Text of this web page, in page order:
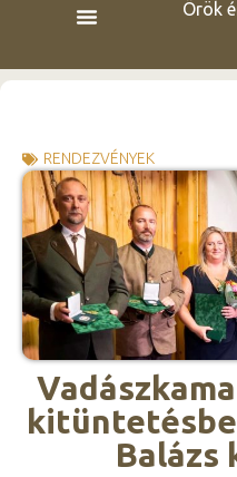
Örök
RENDEZVÉNYEK
Balázs